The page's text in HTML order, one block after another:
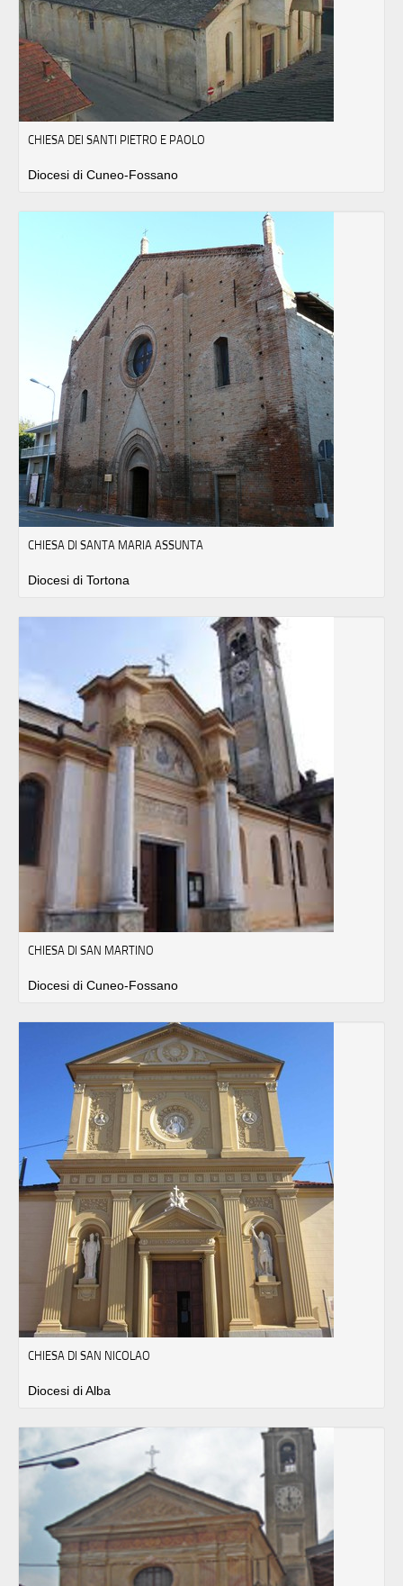
CHIESA DEI SANTI PIETRO E PAOLO
Diocesi di Cuneo-Fossano
CHIESA DI SANTA MARIA ASSUNTA
Diocesi di Tortona
CHIESA DI SAN MARTINO
Diocesi di Cuneo-Fossano
CHIESA DI SAN NICOLAO
Diocesi di Alba